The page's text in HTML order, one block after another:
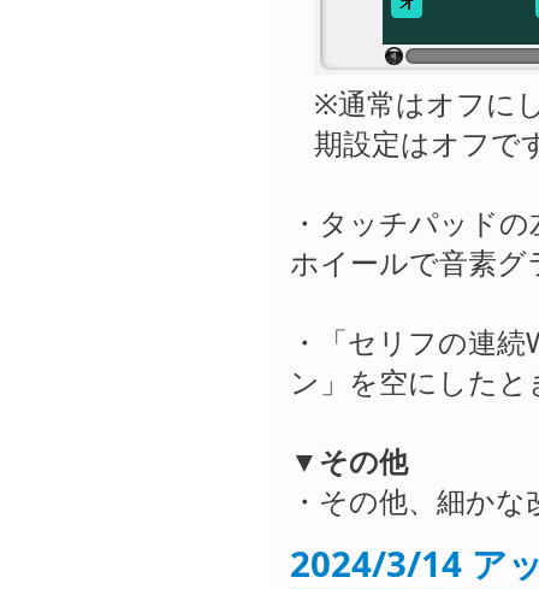
※通常はオフに
期設定はオフで
・タッチパッド
ホイールで音素
・「セリフの連
ン」を空にした
▼その他
・その他、細か
2024/3/14 ア